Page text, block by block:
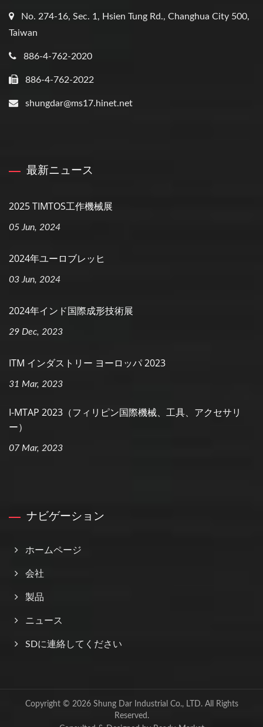
No. 274-16, Sec. 1, Hsien Tung Rd., Changhua City 500,
Taiwan
886-4-762-2020
886-4-762-2022
shungdar@ms17.hinet.net
最新ニュース
2025 TIMTOS工作機械展
05 Jun, 2024
2024年ユーロブレッヒ
03 Jun, 2024
2024年インド国際成形技術展
29 Dec, 2023
ITM インダストリー ヨーロッパ 2023
31 Mar, 2023
I-MTAP 2023（フィリピン国際機械、工具、アクセサリ
ー）
07 Mar, 2023
ナビゲーション
ホームページ
会社
製品
ニュース
SDに連絡してください
Copyright © 2026 Shung Dar Industrial Co., LTD.All Rights
Reserved.